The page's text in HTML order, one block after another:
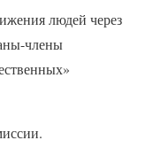
людей через
члены